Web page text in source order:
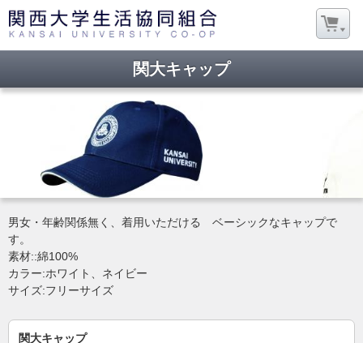
関大キャップ
男女・年齢関係無く、着用いただける ベーシックなキャップで
す。
素材::綿100%
カラー:ホワイト、ネイビー
サイズ:フリーサイズ
関大キャップ